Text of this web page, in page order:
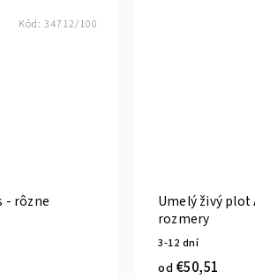
- rôzne
Kód: 34712/100
Umelý živý
rozmery
3-12 dní
od €50,51